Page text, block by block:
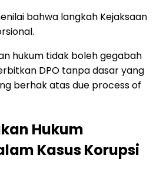
bahwa langkah Kejaksaan
hukum tidak boleh gegabah
DPO tanpa dasar yang
berhak atas due process of
Hukum
Kasus Korupsi